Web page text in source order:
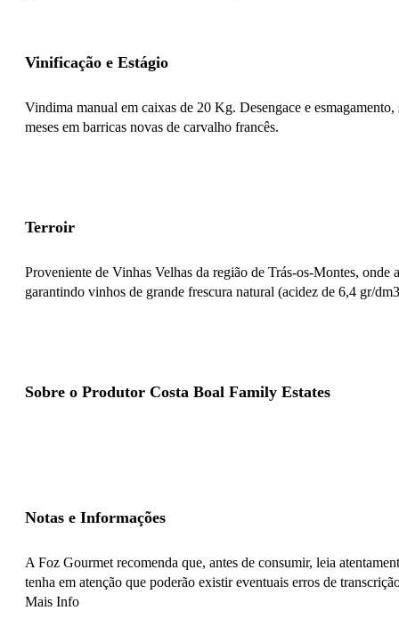
Vinificação e Estágio
Vindima manual em caixas de 20 Kg. Desengace e
meses em barricas novas de carvalho francês.
Terroir
Proveniente de Vinhas Velhas da região de Trás-os-Montes,
garantindo vinhos de grande frescura natural (acidez de 6,4 gr/
Sobre o Produtor Costa Boal Family Estates
Notas e Informações
A Foz Gourmet recomenda que, antes de consumir, leia
tenha em atenção que poderão existir eventuais erros de
Mais Info